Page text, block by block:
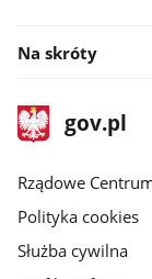
Na skróty
stopka
gov.plStrona
gov.pl
Rządowe
Polityka cookies
Służba cywilna